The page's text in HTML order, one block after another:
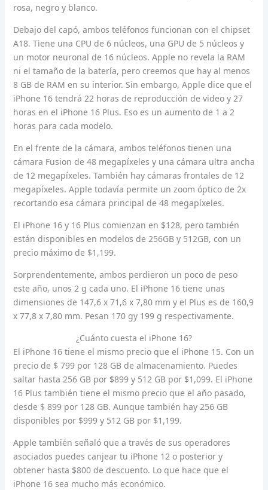
rosa, negro y blanco.
Debajo del capó, ambos teléfonos funcionan con el chipset
A18. Tiene una CPU de 6 núcleos, una GPU de 5 núcleos y
un motor neuronal de 16 núcleos. Apple no revela la RAM
ni el tamaño de la batería, pero creemos que hay al menos
8 GB de RAM en su interior. Sin embargo, Apple dice que el
iPhone 16 tendrá 22 horas de reproducción de video y 27
horas en el iPhone 16 Plus. Eso es un aumento de 1 a 2
horas para cada modelo.
En el frente de la cámara, ambos teléfonos tienen una
cámara Fusion de 48 megapíxeles y una cámara ultra ancha
de 12 megapíxeles. También hay cámaras frontales de 12
megapíxeles. Apple todavía permite un zoom óptico de 2x
recortando esa cámara principal de 48 megapíxeles.
El iPhone 16 y 16 Plus comienzan en $128, pero también
están disponibles en modelos de 256GB y 512GB, con un
precio máximo de $1,199.
Sorprendentemente, ambos perdieron un poco de peso
este año, unos 2 g cada uno. El iPhone 16 tiene unas
dimensiones de 147,6 x 71,6 x 7,80 mm y el Plus es de 160,9
x 77,8 x 7,80 mm. Pesan 170 gy 199 g respectivamente.
¿Cuánto cuesta el iPhone 16?
El iPhone 16 tiene el mismo precio que el iPhone 15. Con un
precio de $ 799 por 128 GB de almacenamiento. Puedes
saltar hasta 256 GB por $899 y 512 GB por $1,099. El iPhone
16 Plus también tiene el mismo precio que el año pasado,
desde $ 899 por 128 GB. Aunque también hay 256 GB
disponibles por $999 y 512 GB por $1,199.
Apple también señaló que a través de sus operadores
asociados puedes canjear tu iPhone 12 o posterior y
obtener hasta $800 de descuento. Lo que hace que el
iPhone 16 sea mucho más económico.